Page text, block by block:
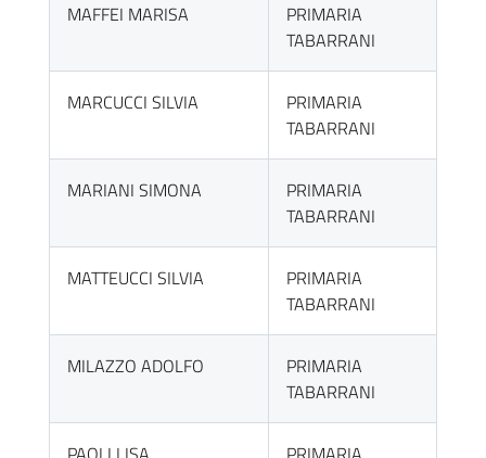
MAFFEI MARISA
PRIMARIA
TABARRANI
MARCUCCI SILVIA
PRIMARIA
TABARRANI
MARIANI SIMONA
PRIMARIA
TABARRANI
MATTEUCCI SILVIA
PRIMARIA
TABARRANI
MILAZZO ADOLFO
PRIMARIA
TABARRANI